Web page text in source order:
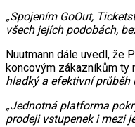
„Spojením GoOut,
všech jejích podobách,
Nuutmann dále uvedl, že
koncovým zákazníkům ty
hladký a efektivní průběh
„Jednotná platforma
prodeji vstupenek i mezi